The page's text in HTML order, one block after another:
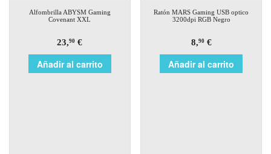
Alfombrilla ABYSM Gaming
Covenant XXL
23,90 €
Añadir al carrito
Ratón MARS Gaming USB optico
3200dpi RGB Negro
8,90€
Añadir al carrito